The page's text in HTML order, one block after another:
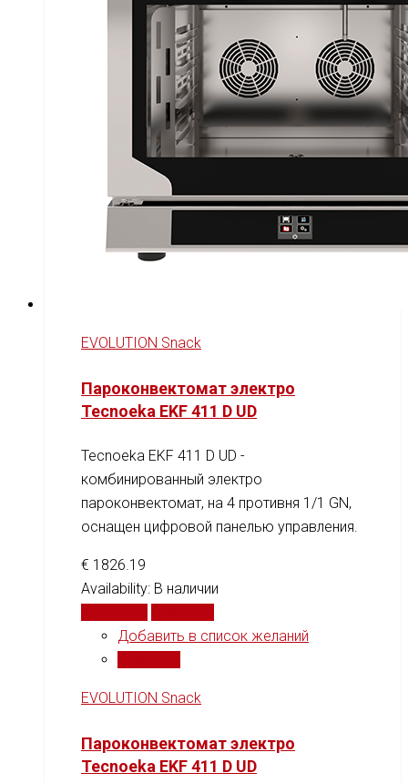
EVOLUTION Snack
Пароконвектомат электро
Tecnoeka EKF 411 D UD
Tecnoeka EKF 411 D UD -
комбинированный электро
пароконвектомат, на 4 противня 1/1 GN,
оснащен цифровой панелью управления.
€ 1826.19
Availability: В наличии
Добавить в список желаний
EVOLUTION Snack
Пароконвектомат электро
Tecnoeka EKF 411 D UD